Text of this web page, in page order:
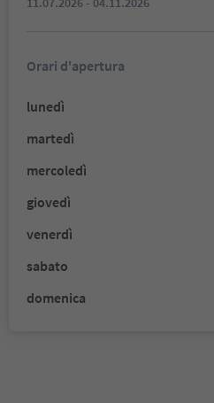
Orari d'apertura
lunedì
martedì
mercoledì
giovedì
venerdì
sabato
domenica